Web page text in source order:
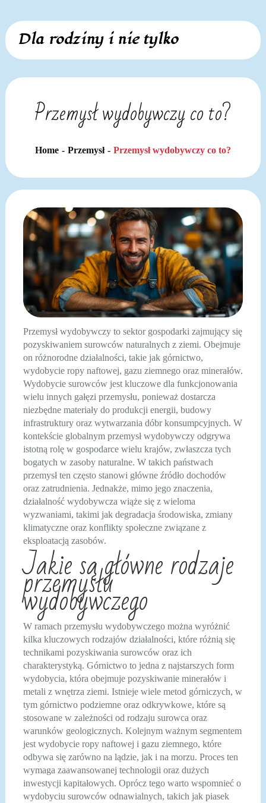
Skip
content
Dla rodziny i nie tylko
Przemysł wydobywczy co to?
Home Przemysł Przemysł wydobywczy co to?
Przemysł wydobywczy to sektor gospodarki zajmujący się
pozyskiwaniem surowców naturalnych z ziemi. Obejmuje
on różnorodne działalności, takie jak górnictwo,
wydobycie ropy naftowej, gazu ziemnego oraz minerałów.
Wydobycie surowców jest kluczowe dla funkcjonowania
wielu innych gałęzi przemysłu, ponieważ dostarcza
niezbędne materiały do produkcji energii, budowy
infrastruktury oraz wytwarzania dóbr konsumpcyjnych. W
kontekście globalnym przemysł wydobywczy odgrywa
istotną rolę w gospodarce wielu krajów, zwłaszcza tych
bogatych w zasoby naturalne. W takich państwach
przemysł ten często stanowi główne źródło dochodów
oraz zatrudnienia. Jednakże, mimo jego znaczenia,
działalność wydobywcza wiąże się z wieloma
wyzwaniami, takimi jak degradacja środowiska, zmiany
klimatyczne oraz konflikty społeczne związane z
eksploatacją zasobów.
Jakie są główne rodzaje
przemysłu
wydobywczego
W ramach przemysłu wydobywczego można wyróżnić
kilka kluczowych rodzajów działalności, które różnią się
technikami pozyskiwania surowców oraz ich
charakterystyką. Górnictwo to jedna z najstarszych form
wydobycia, która obejmuje pozyskiwanie minerałów i
metali z wnętrza ziemi. Istnieje wiele metod górniczych, w
tym górnictwo podziemne oraz odkrywkowe, które są
stosowane w zależności od rodzaju surowca oraz
warunków geologicznych. Kolejnym ważnym segmentem
jest wydobycie ropy naftowej i gazu ziemnego, które
odbywa się zarówno na lądzie, jak i na morzu. Proces ten
wymaga zaawansowanej technologii oraz dużych
inwestycji kapitałowych. Oprócz tego warto wspomnieć o
wydobyciu surowców odnawialnych, takich jak piasek